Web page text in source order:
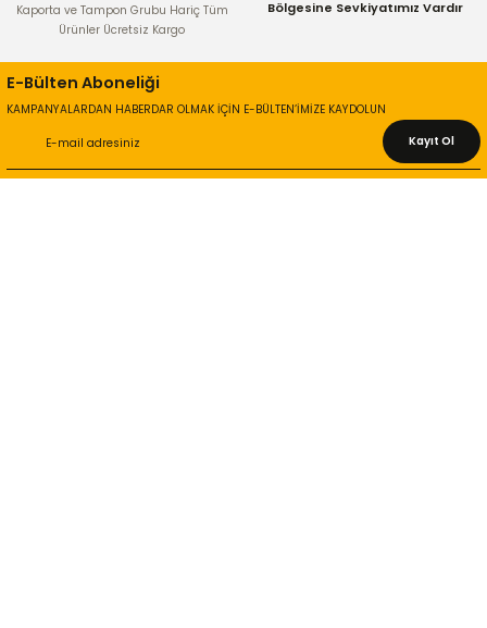
Kaporta ve Tampon Grubu Hariç Tüm
Ürünler Ücretsiz Kargo
Bölgesine Sevkiyatımız Vardır
E-Bülten Aboneliği
KAMPANYALARDAN HABERDAR OLMAK İÇİN E-BÜLTEN’İMİZE KAYDOLUN
Kayıt Ol